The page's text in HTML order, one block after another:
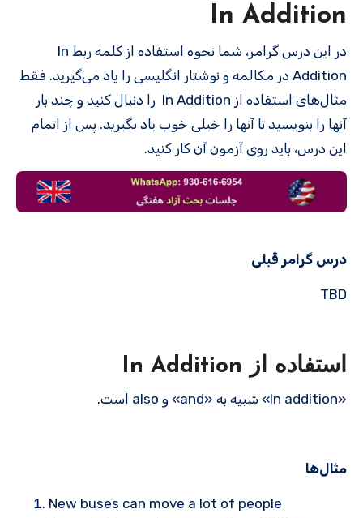
In Addition
در این درس گرامر، شما نحوه استفاده از کلمه ربط In
Addition در مکالمه و نوشتار انگلیسی را یاد می‌گیرید. فقط
مثال‌های استفاده از In Addition را دنبال کنید و چند بار
آنها را بنویسید تا آنها را خیلی خوب یاد بگیرید. پس از اتمام
این درس، باید روی آزمون آن کار کنید.
درس گرامر قبلی
TBD
استفاده از In Addition
«In addition» شبیه به «and» و also است.
مثال‌ها
New buses can move a lot of people